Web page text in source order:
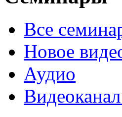
Все
Новое
Аудио